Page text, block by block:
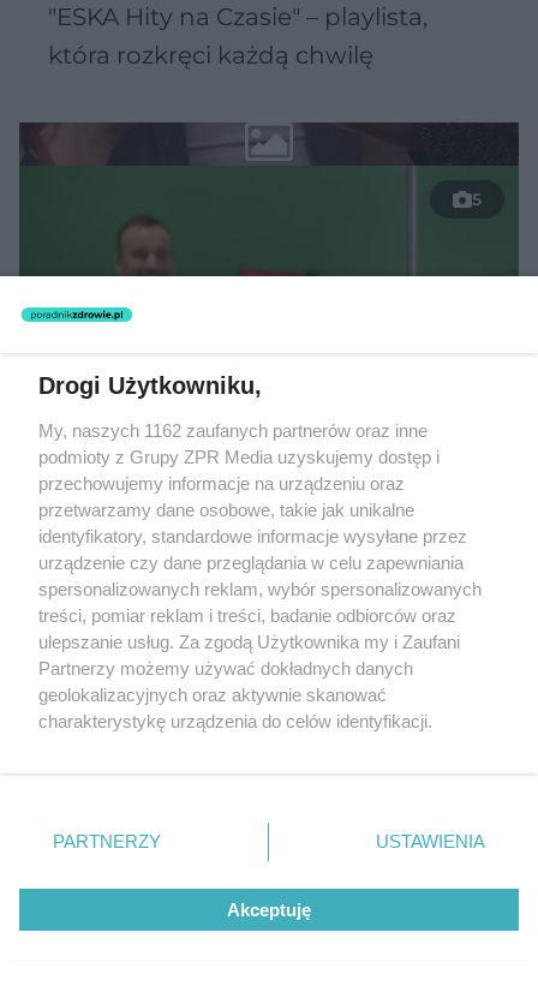
"ESKA Hity na Czasie" – playlista,
która rozkręci każdą chwilę
5
Daleko do pięciu porcji dziennie.
Badanie pokazuje, jak Polacy
naprawdę jedzą warzywa i owoce
TEKST SPONSOROWANY
Drogi Użytkowniku,
My, naszych 1162 zaufanych partnerów oraz inne
podmioty z Grupy ZPR Media uzyskujemy dostęp i
przechowujemy informacje na urządzeniu oraz
przetwarzamy dane osobowe, takie jak unikalne
identyfikatory, standardowe informacje wysyłane przez
urządzenie czy dane przeglądania w celu zapewniania
spersonalizowanych reklam, wybór spersonalizowanych
treści, pomiar reklam i treści, badanie odbiorców oraz
ulepszanie usług. Za zgodą Użytkownika my i Zaufani
Partnerzy możemy używać dokładnych danych
geolokalizacyjnych oraz aktywnie skanować
charakterystykę urządzenia do celów identyfikacji.
zmienić/wycofać klikając przycisk ustawień prywatności
znajdujący się w lewym dolnym rogu strony
rodzaje przetwarzania danych nie wymagają zgody
użytkownika, ale masz prawo sprzeciwić się takiemu
przetwarzaniu. Preferencje będą miały zastosowanie tylko
PARTNERZY USTAWIENIA
Akceptuję